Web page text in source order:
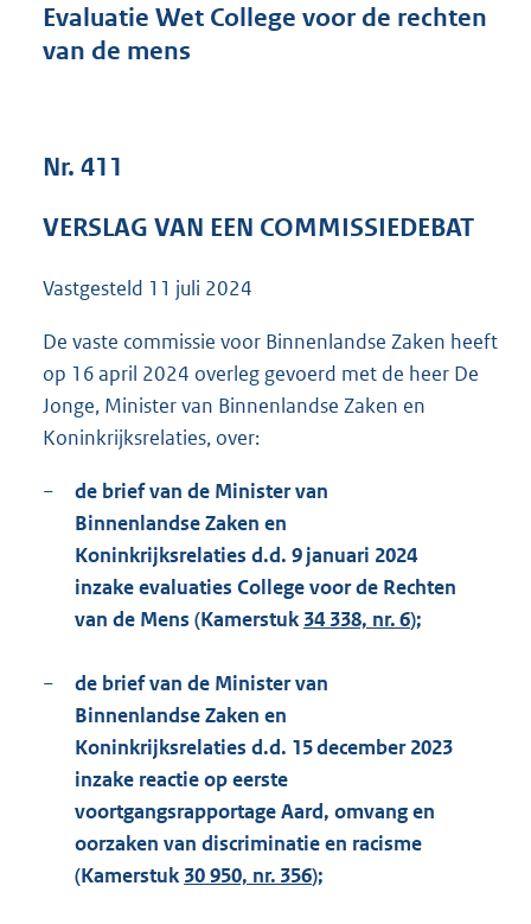
o
K
Evaluatie Wet College voor de rechten
van de mens
Nr. 411
VERSLAG VAN EEN COMMISSIEDEBAT
Vastgesteld 11 juli 2024
De vaste commissie voor Binnenlandse Zaken heeft
op 16 april 2024 overleg gevoerd met de heer De
Jonge, Minister van Binnenlandse Zaken en
Koninkrijksrelaties, over:
−
de brief van de Minister van
Binnenlandse Zaken en
Koninkrijksrelaties d.d. 9 januari 2024
inzake evaluaties College voor de Rechten
van de Mens (Kamerstuk 34 338, nr. 6);
−
de brief van de Minister van
Binnenlandse Zaken en
Koninkrijksrelaties d.d. 15 december 2023
inzake reactie op eerste
voortgangsrapportage Aard, omvang en
oorzaken van discriminatie en racisme
(Kamerstuk 30 950, nr. 356);